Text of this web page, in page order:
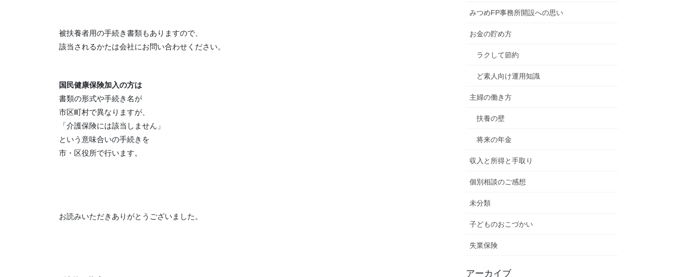
被扶養者用の手続き書類もありますので、
該当されるかたは会社にお問い合わせください。
国民健康保険加入の方は
書類の形式や手続き名が
市区町村で異なりますが、
「介護保険には該当しません」
という意味合いの手続きを
市・区役所で行います。
お読みいただきありがとうございました。
みつめFP事務所開設への思い
お金の貯め方
ラクして節約
ど素人向け運用知識
主婦の働き方
扶養の壁
将来の年金
収入と所得と手取り
個別相談のご感想
未分類
子どものおこづかい
失業保険
アーカイブ